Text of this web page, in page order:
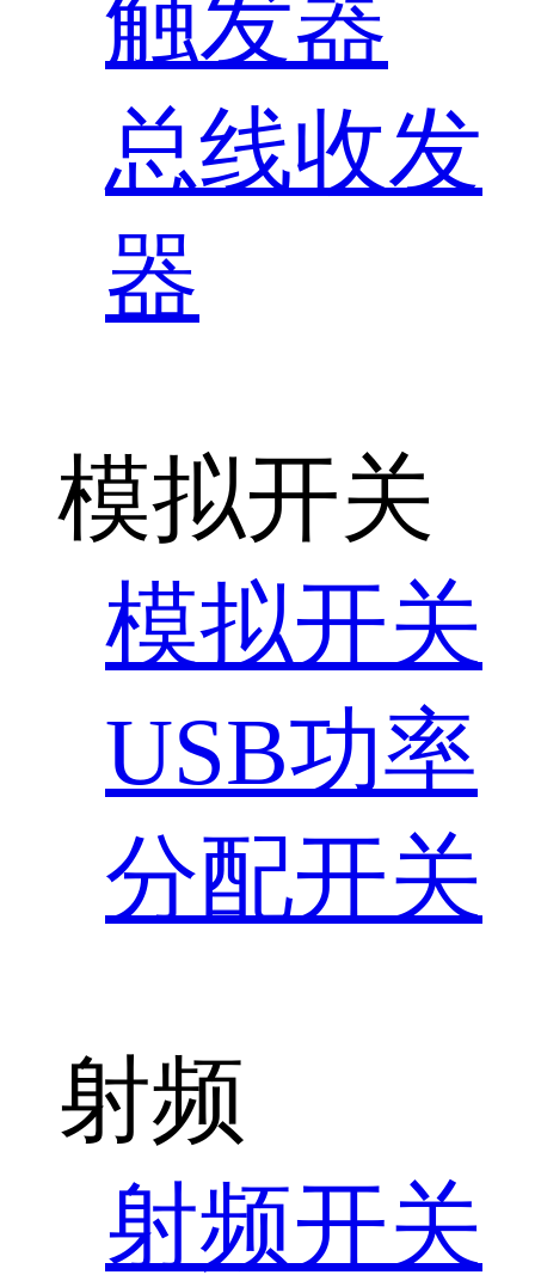
触发器
总线收发
器
模拟开关
模拟开关
USB功率
分配开关
射频
射频开关